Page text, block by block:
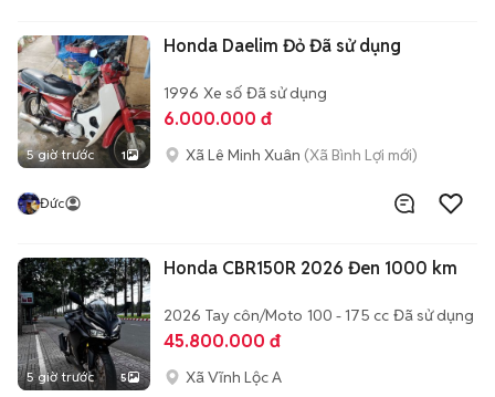
5 giờ trước 1
Honda Daelim Đỏ Đã sử dụng
1996 Xe số Đã sử dụng
6.000.000 đ
Xã Lê Minh Xuân (Xã Bình Lợi mới)
Đức
5 giờ trước 5
Honda CBR150R 2026 Đen 1000 km
2026 Tay côn/Moto 100 - 175 cc Đã sử dụng
45.800.000 đ
Xã Vĩnh Lộc A